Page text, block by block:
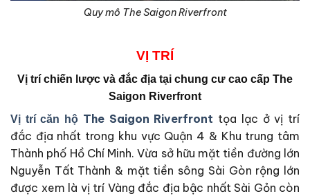
Quy mô The Saigon Riverfront
VỊ TRÍ
Vị trí chiến lược và đắc địa tại chung cư cao cấp The
Saigon Riverfront
Vị trí căn hộ The Saigon Riverfront tọa lạc ở vị trí
đắc địa nhất trong khu vực Quận 4 & Khu trung tâm
Thành phố Hồ Chí Minh. Vừa sở hữu mặt tiền đường lớn
Nguyễn Tất Thành & mặt tiền sông Sài Gòn rộng lớn
được xem là vị trí Vàng đắc địa bậc nhất Sài Gỏn còn